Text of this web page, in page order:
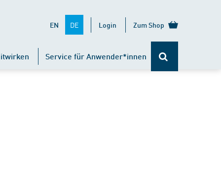
EN DE Login Zum Shop
Service für Anwender*innen